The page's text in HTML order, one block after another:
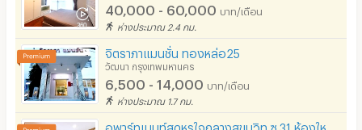
40,000 - 60,000 บาท/เดือน
ห่างประมาณ 2.4 กม.
จิตราภาแมนชั่น ทองหล่อ25
วัฒนา กรุงเทพมหานคร
6,500 - 14,000 บาท/เดือน
ห่างประมาณ 1.7 กม.